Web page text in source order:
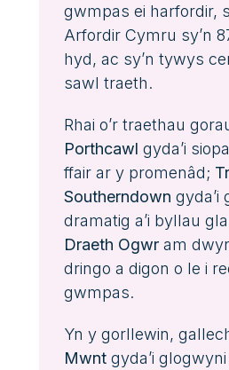
gwmpas ei harfordir,
Arfordir Cymru sy’n
hyd, ac sy’n tywys
sawl traeth.
Rhai o’r traethau
Porthcawl gyda’i
ffair ar y promenâd;
Southerndown gyda’i
dramatig a’i byllau
Draeth Ogwram
dringo a digon o le i
gwmpas.
Yn y gorllewin,
Mwntgyda’i glogwyni